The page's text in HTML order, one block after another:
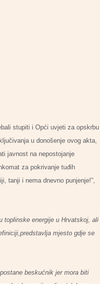
stupiti i Opći uvjeti za opskrbu
u donošenje ovog akta,
javnost na nepostojanje
za pokrivanje tuđih
tanji i nema dnevno punjenje!”,
toplinske energije u Hrvatskoj, ali
mjesto gdje se
beskućnik jer mora biti